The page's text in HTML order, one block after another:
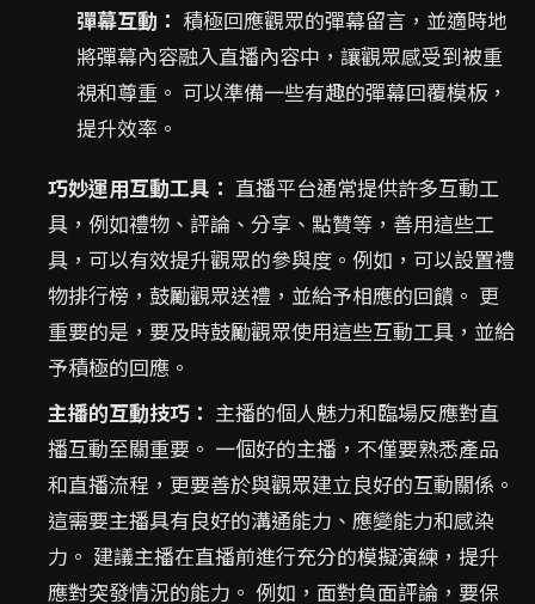
彈幕互動： 積極回應觀眾的彈幕留言，並適時地
將彈幕內容融入直播內容中，讓觀眾感受到被重
視和尊重。 可以準備一些有趣的彈幕回覆模板，
提升效率。
巧妙運用互動工具： 直播平台通常提供許多互動工
具，例如禮物、評論、分享、點贊等，善用這些工
具，可以有效提升觀眾的參與度。例如，可以設置禮
物排行榜，鼓勵觀眾送禮，並給予相應的回饋。 更
重要的是，要及時鼓勵觀眾使用這些互動工具，並給
予積極的回應。
主播的互動技巧： 主播的個人魅力和臨場反應對直
播互動至關重要。 一個好的主播，不僅要熟悉產品
和直播流程，更要善於與觀眾建立良好的互動關係。
這需要主播具有良好的溝通能力、應變能力和感染
力。 建議主播在直播前進行充分的模擬演練，提升
應對突發情況的能力。 例如，面對負面評論，要保